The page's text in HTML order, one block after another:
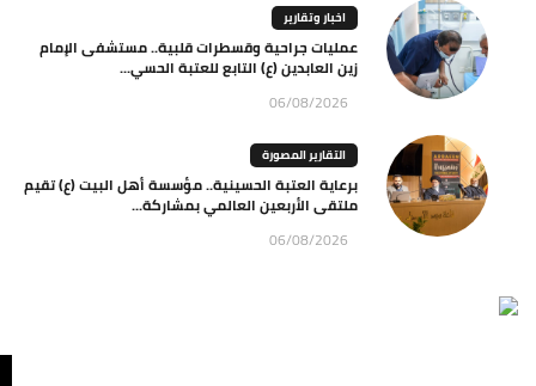
اخبار وتقارير
عمليات جراحية وقسطرات قلبية.. مستشفى الإمام
زين العابدين (ع) التابع للعتبة الحسي...
06/08/2026
التقارير المصورة
برعاية العتبة الحسينية.. مؤسسة أهل البيت (ع) تقيم
ملتقى الأربعين العالمي بمشاركة...
06/08/2026